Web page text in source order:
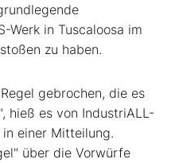
Werk in Tuscaloosa im
zu haben.
gebrochen, die es
hieß es von IndustriALL-
einer Mitteilung.
über die Vorwürfe